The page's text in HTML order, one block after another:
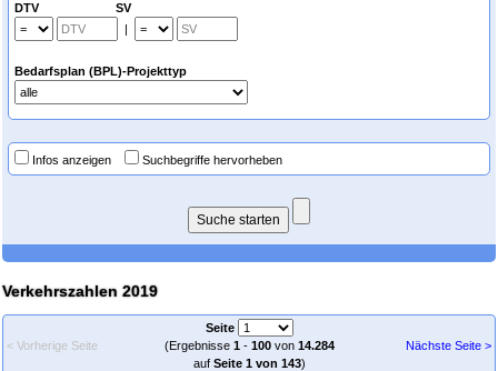
DTV SV
|
Bedarfsplan (BPL)-Projekttyp
Infos anzeigen Suchbegriffe hervorheben
Verkehrszahlen 2019
< Vorherige Seite
Seite
(Ergebnisse 1- 100von 14.284
auf Seite 1 von 143)
Nächste Seite >